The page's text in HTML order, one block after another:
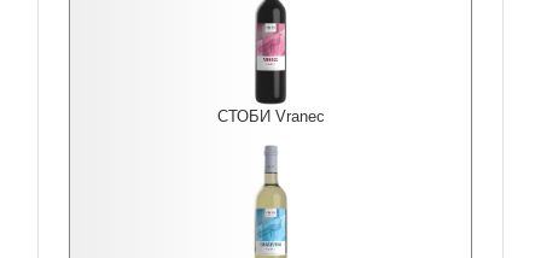
СТОБИ Vranec